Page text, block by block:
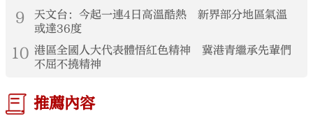
9
天文台：今起一連4日高溫酷熱 新界部分地區氣溫
或達36度
10 港區全國人大代表體悟紅色精神 冀港青繼承先輩們
不屈不撓精神
推薦內容